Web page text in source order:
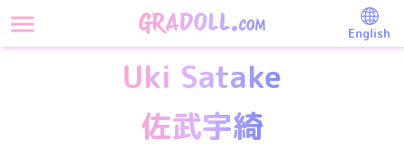
English
Uki Satake
佐武宇綺